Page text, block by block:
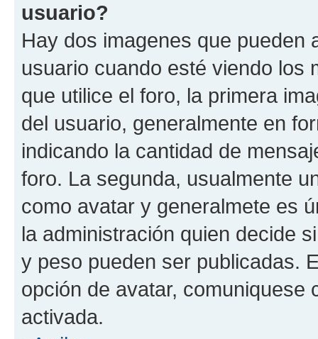
usuario?
Hay dos imagenes que pueden
usuario cuando esté viendo los
que utilice el foro, la primera
del usuario, generalmente en
indicando la cantidad de
foro. La segunda, usualmente
como avatar y generalmete es
la administración quien decide
y peso pueden ser publicadas.
opción de avatar, comuniquese
activada.